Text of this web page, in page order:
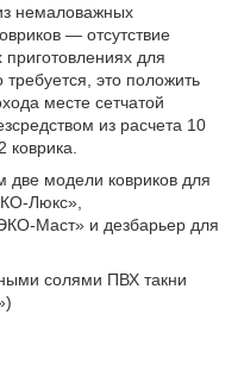
немаловажных
― отсутствие
для
это положить
месте сетчатой
из расчета 10
м2 коврика.
модели ковриков для
Люкс»,
Маст» и дезбарьер для
солями ПВХ такни